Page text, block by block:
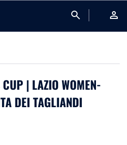
search person
| LAZIO WOMEN-
DEI TAGLIANDI